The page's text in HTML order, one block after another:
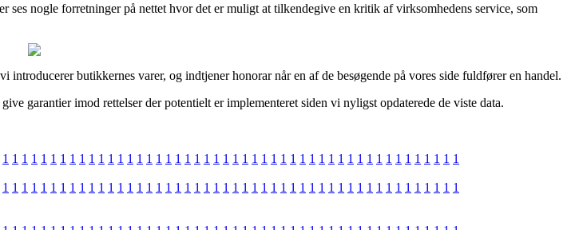
nogle forretninger på nettet hvor det er muligt at tilkendegive en kritik af virksomhedens service, som
butikkernes varer, og indtjener honorar når en af de besøgende på vores side fuldfører en handel.
garantier imod rettelser der potentielt er implementeret siden vi nyligst opdaterede de viste data.
1 1 1 1 1 1 1 1 1 1 1 1 1 1 1 1 1 1 1 1 1 1 1 1 1 1 1 1 1 1 1 1 1 1 1 1 1 1 1 1 1 1 1 1 1 1 1 1
1 1 1 1 1 1 1 1 1 1 1 1 1 1 1 1 1 1 1 1 1 1 1 1 1 1 1 1 1 1 1 1 1 1 1 1 1 1 1 1 1 1 1 1 1 1 1 1